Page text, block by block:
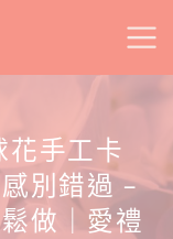
花手工卡
別錯過 –
做｜愛禮